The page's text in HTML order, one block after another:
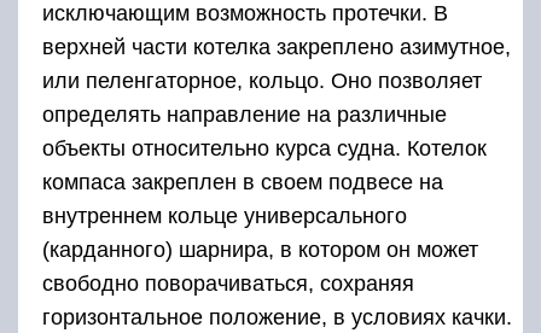
исключающим возможность протечки. В
верхней части котелка закреплено азимутное,
или пеленгаторное, кольцо. Оно позволяет
определять направление на различные
объекты относительно курса судна. Котелок
компаса закреплен в своем подвесе на
внутреннем кольце универсального
(карданного) шарнира, в котором он может
свободно поворачиваться, сохраняя
горизонтальное положение, в условиях качки.